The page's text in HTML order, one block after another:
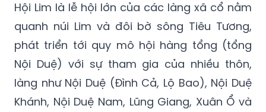
Hội Lim là lễ hội lớn của các làng xã cổ nằm
quanh núi Lim và đôi bờ sông Tiêu Tương,
phát triển tới quy mô hội hàng tổng (tổng
Nội Duệ) với sự tham gia của nhiều thôn,
làng như Nội Duệ (Đình Cả, Lộ Bao), Nội Duệ
Khánh, Nội Duệ Nam, Lũng Giang, Xuân Ổ và